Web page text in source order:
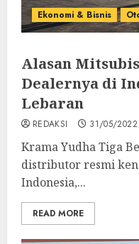
Ekonomi & Bisnis
Alasan
Dealernya di
Lebaran
REDAKSI 31/05/2022
Krama Yudha Tiga
distributor resmi
Indonesia,...
READ MORE